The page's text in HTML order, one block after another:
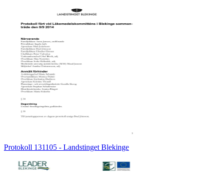
Protokoll 131105 - Landstinget Blekinge